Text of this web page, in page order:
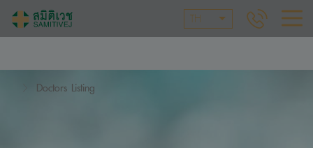
TH
Doctors Listing